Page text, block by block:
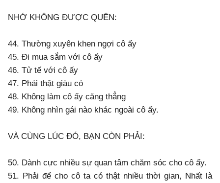
NHỚ KHÔNG ĐƯỢC QUÊN:
44. Thường xuyên khen ngợi cô ấy
45. Đi mua sắm với cô ấy
46. Tử tế với cô ấy
47. Phải thật giàu có
48. Không làm cô ấy căng thẳng
49. Không nhìn gái nào khác ngoài cô ấy.
VÀ CÙNG LÚC ĐÓ, BẠN CÒN PHẢI:
50. Dành cực nhiều sự quan tâm chăm sóc cho cô ấy.
51. Phải để cho cô ta có thật nhiều thời gian, Nhất là